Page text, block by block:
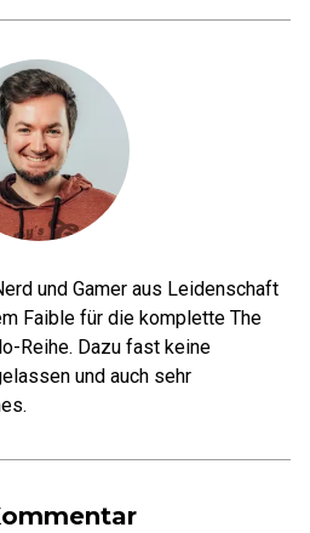
und Gamer aus Leidenschaft
Faible für die komplette The
Reihe. Dazu fast keine
und auch sehr